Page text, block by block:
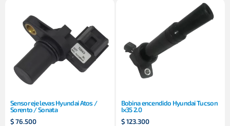
Sensor eje levas Hyundai Atos /
Sorento / Sonata
$76.500
Bobina encendido Hyundai Tucson
Ix35 2.0
$123.300